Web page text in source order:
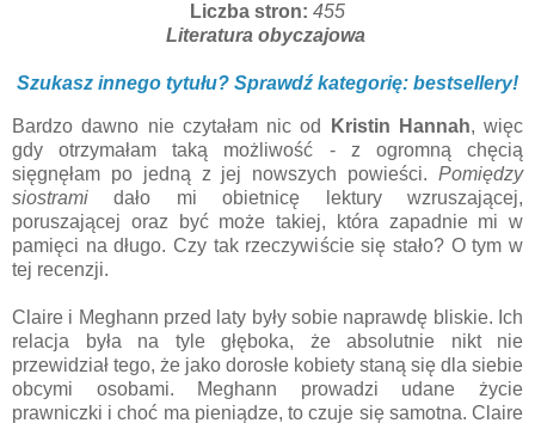
Liczba stron: 455
Literatura obyczajowa
Szukasz innego tytułu? Sprawdź kategorię: bestsellery!
Bardzo dawno nie czytałam nic od Kristin Hannah, więc
gdy otrzymałam taką możliwość - z ogromną chęcią
sięgnęłam po jedną z jej nowszych powieści. Pomiędzy
siostrami dało mi obietnicę lektury wzruszającej,
poruszającej oraz być może takiej, która zapadnie mi w
pamięci na długo. Czy tak rzeczywiście się stało? O tym w
tej recenzji.
Claire i Meghann przed laty były sobie naprawdę bliskie. Ich
relacja była na tyle głęboka, że absolutnie nikt nie
przewidział tego, że jako dorosłe kobiety staną się dla siebie
obcymi osobami. Meghann prowadzi udane życie
prawniczki i choć ma pieniądze, to czuje się samotna. Claire